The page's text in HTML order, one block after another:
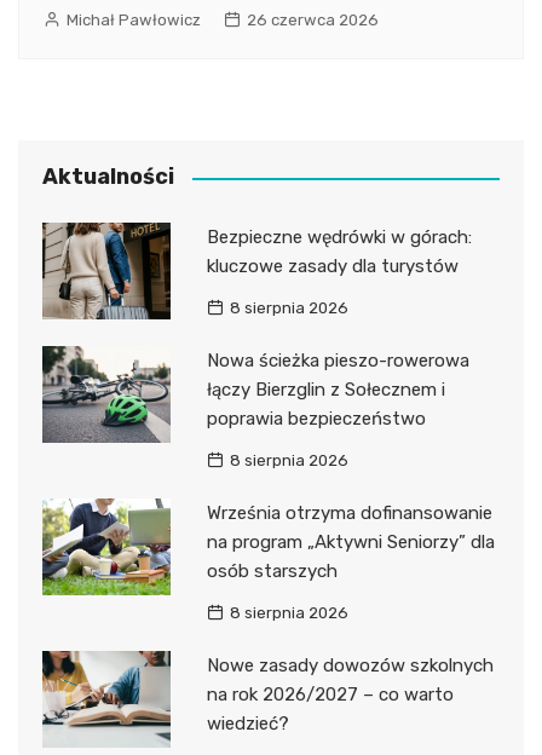
Michał Pawłowicz 26 czerwca 2026
Aktualności
Bezpieczne wędrówki w górach:
kluczowe zasady dla turystów
8 sierpnia 2026
Nowa ścieżka pieszo-rowerowa
łączy Bierzglin z Sołecznem i
poprawia bezpieczeństwo
8 sierpnia 2026
Września otrzyma dofinansowanie
na program „Aktywni Seniorzy” dla
osób starszych
8 sierpnia 2026
Nowe zasady dowozów szkolnych
na rok 2026/2027 – co warto
wiedzieć?